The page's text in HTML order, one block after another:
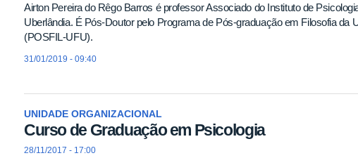
Airton Pereira do Rêgo Barros é professor Associado do Instituto de
Uberlândia. É Pós-Doutor pelo Programa de Pós-graduação em Filosofia da
(POSFIL-UFU).
31/01/2019 - 09:40
UNIDADE ORGANIZACIONAL
Curso de Graduação em Psicologia
28/11/2017 - 17:00